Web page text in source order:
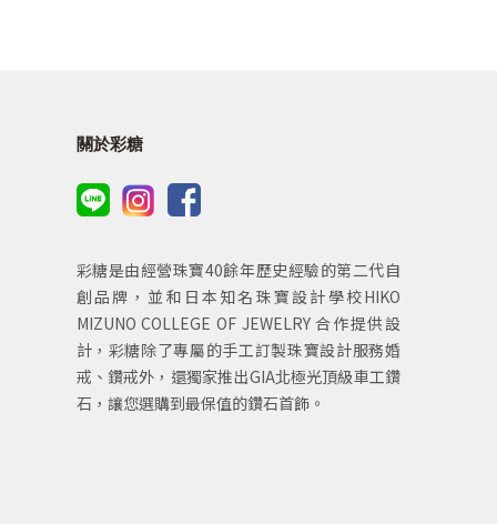
關於彩糖
彩糖是由經營珠寶40餘年歷史經驗的第二代自
創品牌，並和日本知名珠寶設計學校HIKO
MIZUNO COLLEGE OF JEWELRY 合作提供設
計，彩糖除了專屬的手工訂製珠寶設計服務婚
戒、鑽戒外，還獨家推出GIA北極光頂級車工鑽
石，讓您選購到最保值的鑽石首飾。